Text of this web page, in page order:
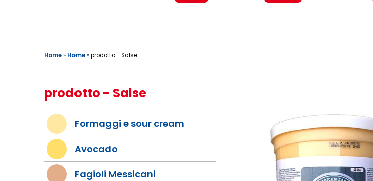
Home» Home»prodotto - Salse
prodotto - Salse
Formaggi e sour cream
Avocado
Fagioli Messicani